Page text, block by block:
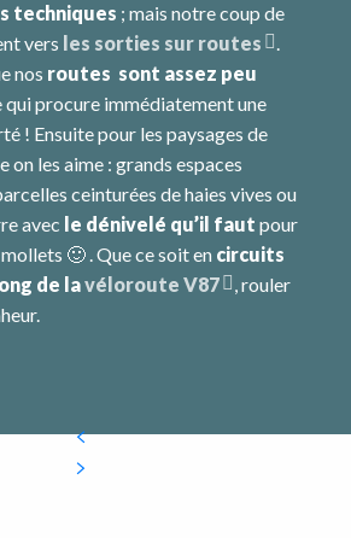
techniques ; mais notre coup de
vers les sorties sur routes
.
nos routes sont assez peu
qui procure immédiatement une
! Ensuite pour les paysages de
on les aime : grands espaces
ceinturées de haies vives ou
avec le dénivelé qu’il faut pour
🙂 . Que ce soit en circuits
de lavéloroute V87
, rouler